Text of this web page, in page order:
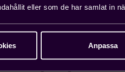
eller som de har samlat in
Anpassa
i Sverige och EU för
Genom oss har du
företag i vanliga fall bara får ta